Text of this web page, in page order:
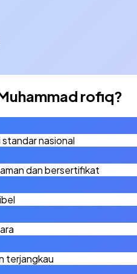
rofiq?
standar nasional
dan bersertifikat
terjangkau